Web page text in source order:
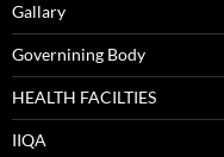
Gallary
Governining Body
HEALTH FACILTIES
IIQA